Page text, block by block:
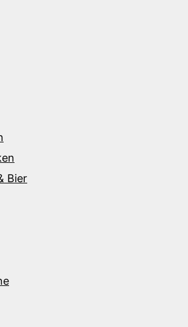
Bier